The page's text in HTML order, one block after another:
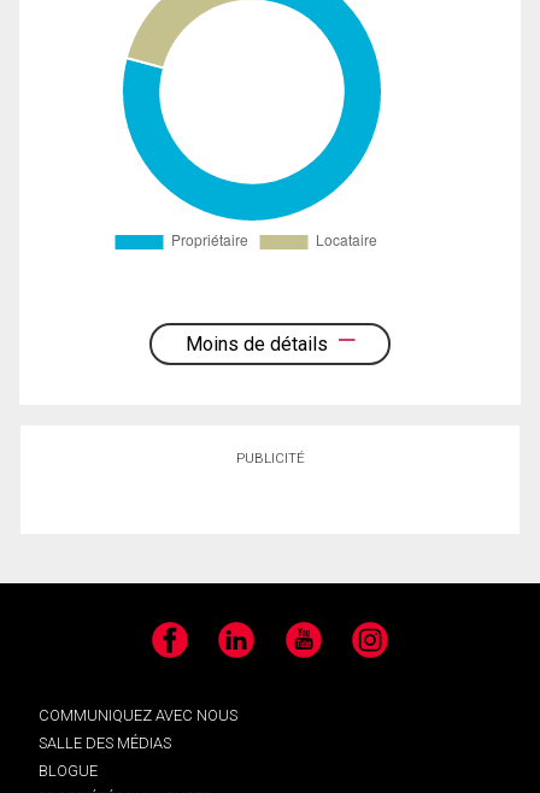
Moins de détails
PUBLICITÉ
Facebook LinkedIn YouTube Instagram
COMMUNIQUEZ AVEC NOUS
SALLE DES MÉDIAS
BLOGUE